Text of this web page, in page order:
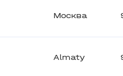
Москва
Almaty